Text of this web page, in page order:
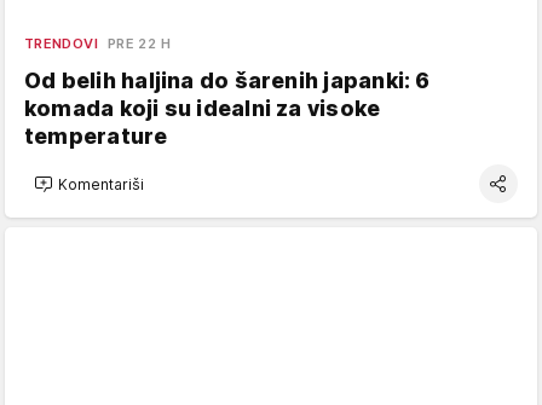
TRENDOVI PRE 22 H
Od belih haljina do šarenih japanki: 6
komada koji su idealni za visoke
temperature
Komentariši